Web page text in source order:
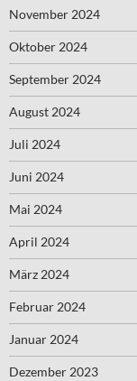
November 2024
Oktober 2024
September 2024
August 2024
Juli 2024
Juni 2024
Mai 2024
April 2024
März 2024
Februar 2024
Januar 2024
Dezember 2023